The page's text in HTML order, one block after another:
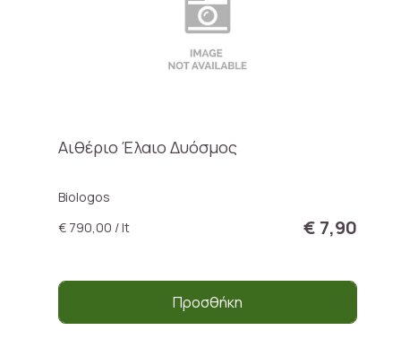
Αιθέριο Έλαιο Δυόσμος
Biologos
€ 790,00 / lt
€ 7,90
Προσθήκη